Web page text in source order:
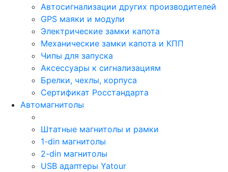
Автосигнализации других производителей
GPS маяки и модули
Электрические замки капота
Механические замки капота и КПП
Чипы для запуска
Аксессуары к сигнализациям
Брелки, чехлы, корпуса
Сертификат Росстандарта
Автомагнитолы
Штатные магнитолы и рамки
1-din магнитолы
2-din магнитолы
USB адаптеры Yatour